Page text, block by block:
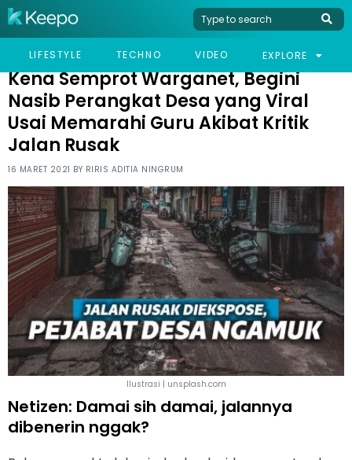
LIFESTYLE TECHNO VIDEO EXPLORE
HOME NEWS
KENA SEMPROT WARGANET, BEGINI NASIB PERANGKAT DESA
Kena Semprot Warganet, Begini
Nasib Perangkat Desa yang Viral
Usai Memarahi Guru Akibat Kritik
Jalan Rusak
16 MARET 2021 BY RIRIS ADITIA NINGRUM
Ilustrasi | unsplash.com
Netizen: Damai sih damai, jalannya
dibenerin nggak?